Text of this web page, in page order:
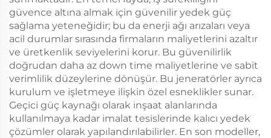
güvence altına almak için güvenilir yedek güç
sağlama yeteneğidir; bu da enerji ağı arızaları veya
acil durumlar sırasında firmaların maliyetlerini azaltır
ve üretkenlik seviyelerini korur. Bu güvenilirlik
doğrudan daha az down time maliyetlerine ve sabit
verimlilik düzeylerine dönüşür. Bu jeneratörler ayrıca
kurulum ve işletmeye ilişkin özel esneklikler sunar.
Geçici güç kaynağı olarak inşaat alanlarında
kullanılmaya kadar imalat tesislerinde kalıcı yedek
çözümler olarak yapılandırılabilirler. En son modeller,